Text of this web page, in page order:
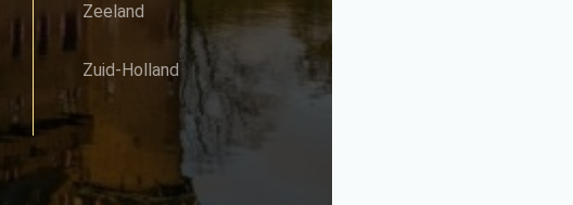
Zeeland
Zuid-Holland